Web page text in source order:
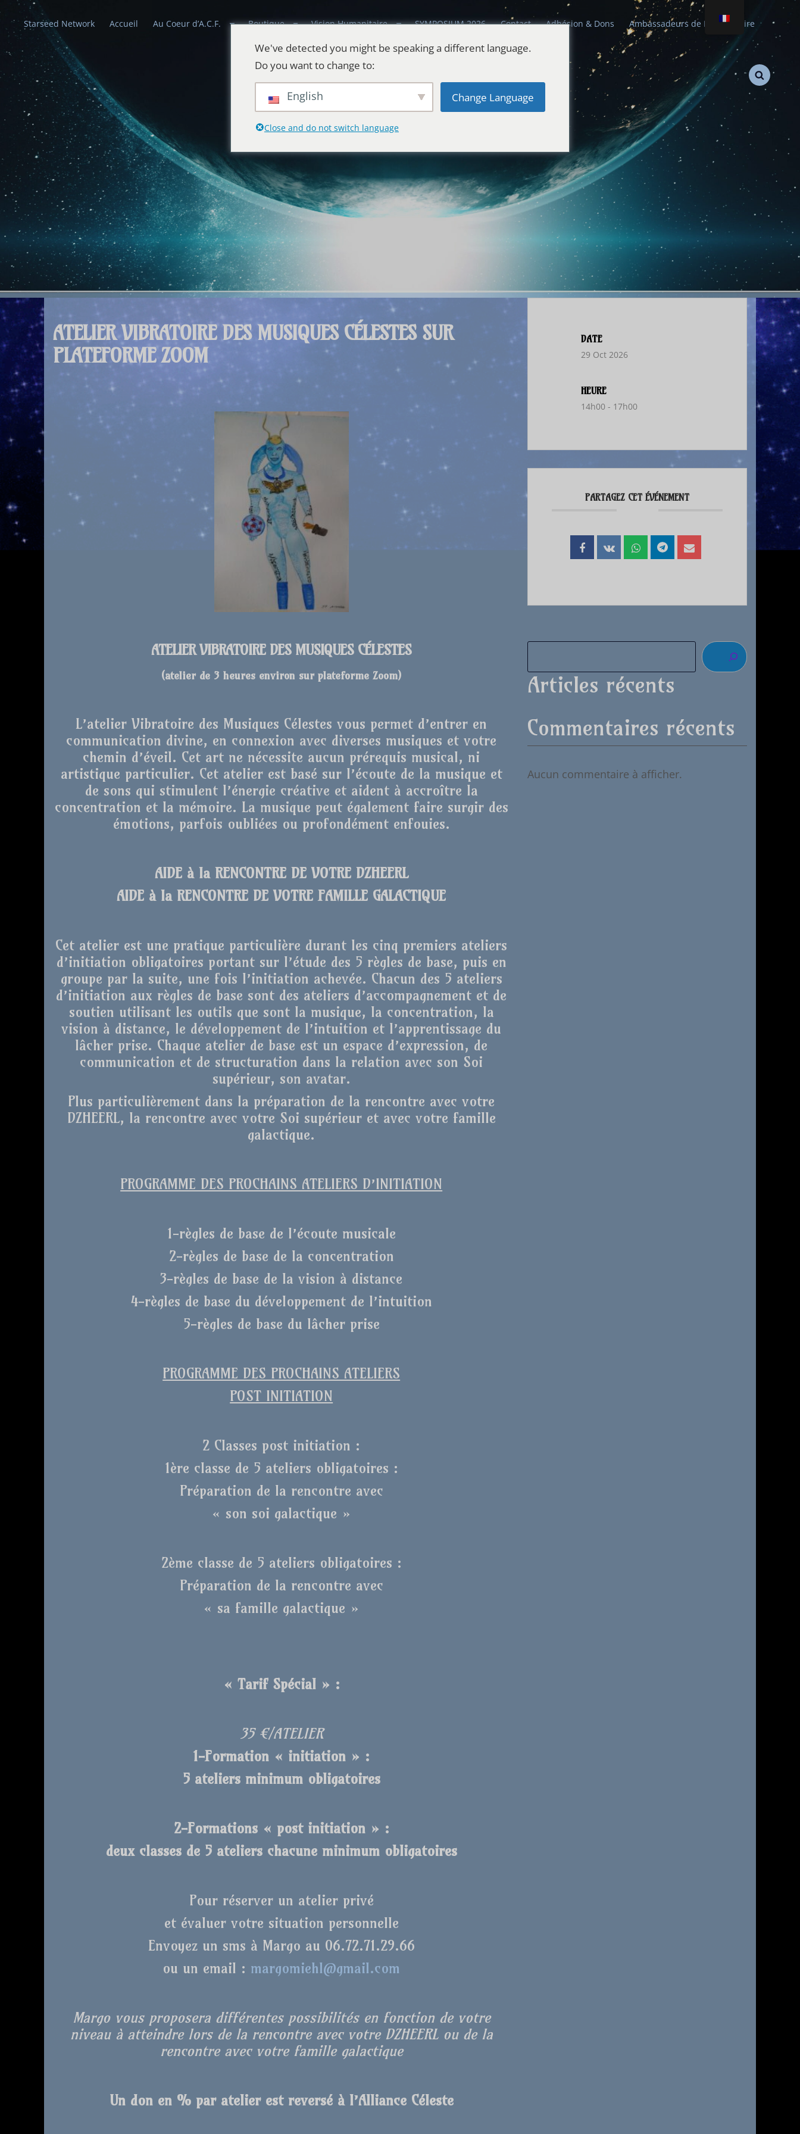
Starseed Network Accueil Au Coeur d’A.C.F. Boutique Vision Humanitaire SYMPOSIUM 2026 Contact Adhésion & Dons Ambassadeurs de Paix Stellaire
Alliances Célestes
Que la paix prévale sur la Terre et dans l'Univers
ATELIER VIBRATOIRE DES MUSIQUES CÉLESTES SUR
PLATEFORME ZOOM
ATELIER VIBRATOIRE DES MUSIQUES CÉLESTES
(atelier de 3 heures environ sur plateforme Zoom)
L’atelier Vibratoire des Musiques Célestes vous permet d’entrer en
communication divine, en connexion avec diverses musiques et votre
chemin d’éveil. Cet art ne nécessite aucun prérequis musical, ni
artistique particulier. Cet atelier est basé sur l’écoute de la musique et
de sons qui stimulent l’énergie créative et aident à accroître la
concentration et la mémoire. La musique peut également faire surgir des
émotions, parfois oubliées ou profondément enfouies.
AIDE à la RENCONTRE DE VOTRE DZHEERL
AIDE à la RENCONTRE DE VOTRE FAMILLE GALACTIQUE
Cet atelier est une pratique particulière durant les cinq premiers ateliers
d’initiation obligatoires portant sur l’étude des 5 règles de base, puis en
groupe par la suite, une fois l’initiation achevée. Chacun des 5 ateliers
d’initiation aux règles de base sont des ateliers d’accompagnement et de
soutien utilisant les outils que sont la musique, la concentration, la
vision à distance, le développement de l’intuition et l’apprentissage du
lâcher prise. Chaque atelier de base est un espace d’expression, de
communication et de structuration dans la relation avec son Soi
supérieur, son avatar.
Plus particulièrement dans la préparation de la rencontre avec votre
DZHEERL, la rencontre avec votre Soi supérieur et avec votre famille
galactique.
PROGRAMME DES PROCHAINS ATELIERS D’INITIATION
1-règles de base de l’écoute musicale
2-règles de base de la concentration
3-règles de base de la vision à distance
4-règles de base du développement de l’intuition
5-règles de base du lâcher prise
PROGRAMME DES PROCHAINS ATELIERS
POST INITIATION
2 Classes post initiation :
1ère classe de 5 ateliers obligatoires :
Préparation de la rencontre avec
« son soi galactique »
2ème classe de 5 ateliers obligatoires :
Préparation de la rencontre avec
« sa famille galactique »
« Tarif Spécial » :
35 €/ATELIER
1-Formation « initiation » :
5 ateliers minimum obligatoires
2-Formations « post initiation » :
deux classes de 5 ateliers chacune minimum obligatoires
Pour réserver un atelier privé
et évaluer votre situation personnelle
Envoyez un sms à Margo au 06.72.71.29.66
ou un email : margomiehl@gmail.com
Margo vous proposera différentes possibilités en fonction de votre
niveau à atteindre lors de la rencontre avec votre DZHEERL ou de la
rencontre avec votre famille galactique
Un don en % par atelier est reversé à l’Alliance Céleste
DATE
29 Oct 2026
HEURE
14h00 - 17h00
PARTAGEZ CET ÉVÉNEMENT
Articles récents
Commentaires récents
Aucun commentaire à afficher.
We've detected you might be speaking a different language.
Do you want to change to:
English Change Language
Close and do not switch language